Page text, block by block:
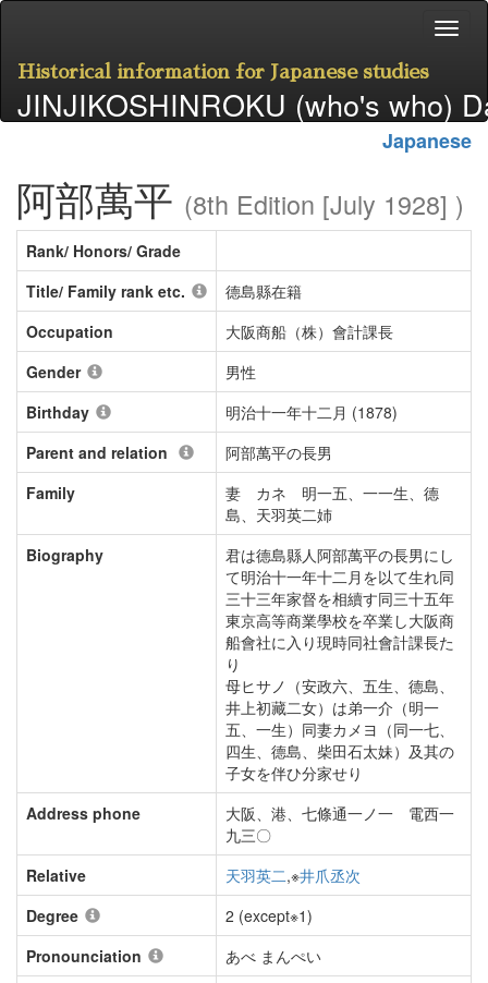
Historical information for Japanese studies
JINJIKOSHINROKU (who's who)
Japanese
阿部萬平 (8th Edition [July 1928] )
Rank/ Honors/ Grade
Title/ Family rank etc.
德島縣在籍
Occupation
大阪商船（株）會計課長
Gender
男性
Birthday
明治十一年十二月 (1878)
Parent and relation
阿部萬平の長男
Family
妻 カネ 明一五、一一生、德
島、天羽英二姉
Biography
君は德島縣人阿部萬平の長男にし
て明治十一年十二月を以て生れ同
三十三年家督を相續す同三十五年
東京高等商業學校を卒業し大阪商
船會社に入り現時同社會計課長た
り
母ヒサノ（安政六、五生、德島、
井上初藏二女）は弟一介（明一
五、一生）同妻カメヨ（同一七、
四生、德島、柴田石太妹）及其の
子女を伴ひ分家せり
Address phone
大阪、港、七條通一ノ一 電西一
九三〇
Relative
天羽英二,※井爪丞次
Degree
2 (except※1)
Pronounciation
あべ まんぺい